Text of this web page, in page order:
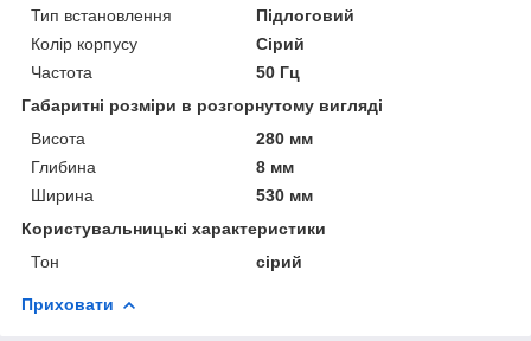
Тип встановлення
Підлоговий
Колір корпусу
Сірий
Частота
50 Гц
Габаритні розміри в розгорнутому вигляді
Висота
280 мм
Глибина
8 мм
Ширина
530 мм
Користувальницькі характеристики
Тон
сірий
Приховати